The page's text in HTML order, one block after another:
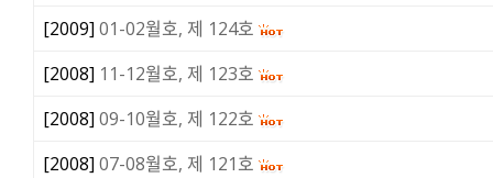
[2009] 01-02월호, 제 124호
[2008] 11-12월호, 제 123호
[2008] 09-10월호, 제 122호
[2008] 07-08월호, 제 121호